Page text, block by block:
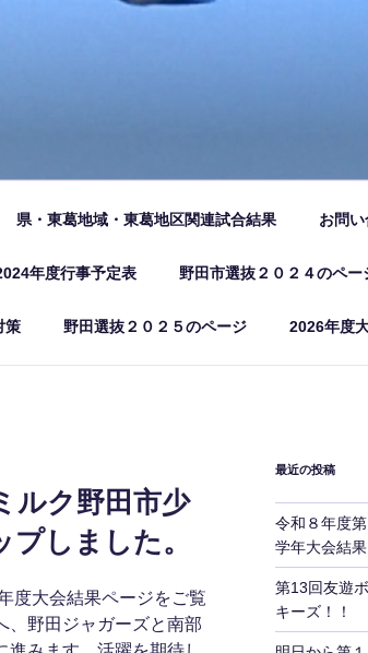
県・東葛地域・東葛地区関連試合結果 お問
年度行事予定表 野田市選抜２０２４のペー
策 野田選抜２０２５のページ 2026年度
ルク野田市少
しました。
度大会結果ページをご覧
、野田ジャガーズと南部
最近の投稿
令和８年度
学年大会結果
第13回友遊
キーズ！！